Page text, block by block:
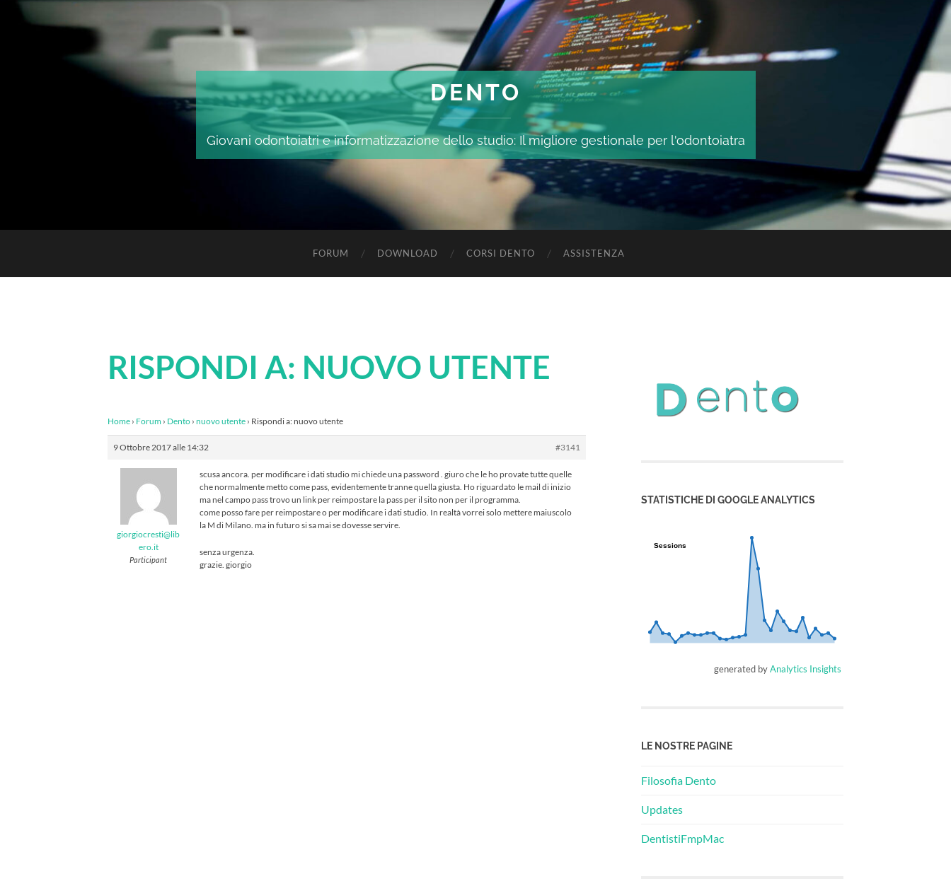
DENTO
Giovani odontoiatri e informatizzazione dello studio: Il migliore gestionale per l'odontoiatra
FORUM DOWNLOAD CORSI DENTO ASSISTENZA
RISPONDI A: NUOVO UTENTE
Home › Forum › Dento › nuovo utente › Rispondi a: nuovo utente
9 Ottobre 2017 alle 14:32 #3141
giorgiocresti@lib
ero.it
Participant
scusa ancora. per modificare i dati studio mi chiede una password . giuro che le ho provate tutte quelle
che normalmente metto come pass, evidentemente tranne quella giusta. Ho riguardato le mail di inizio
ma nel campo pass trovo un link per reimpostare la pass per il sito non per il programma.
come posso fare per reimpostare o per modificare i dati studio. In realtà vorrei solo mettere maiuscolo
la M di Milano. ma in futuro si sa mai se dovesse servire.
senza urgenza.
grazie. giorgio
STATISTICHE DI GOOGLE ANALYTICS
Sessions
Sessions
generated byAnalytics Insights
LE NOSTRE PAGINE
Filosofia Dento
Updates
DentistiFmpMac